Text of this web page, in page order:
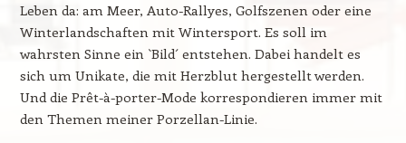
Leben da: am Meer, Auto-Rallyes, Golfszenen oder eine
Winterlandschaften mit Wintersport. Es soll im
wahrsten Sinne ein `Bild´ entstehen. Dabei handelt es
sich um Unikate, die mit Herzblut hergestellt werden.
Und die Prêt-à-porter-Mode korrespondieren immer mit
den Themen meiner Porzellan-Linie.